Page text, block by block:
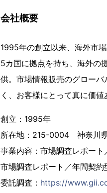
会社概要
1995年の創立以来、海外市
5カ国に拠点を持ち、海外の
供。市場情報販売のグロー
く、お客様にとって真に価値
創立：1995年
所在地：215-0004 神奈川
事業内容：市場調査レポー
市場調査レポート／年間契約
委託調査： https://